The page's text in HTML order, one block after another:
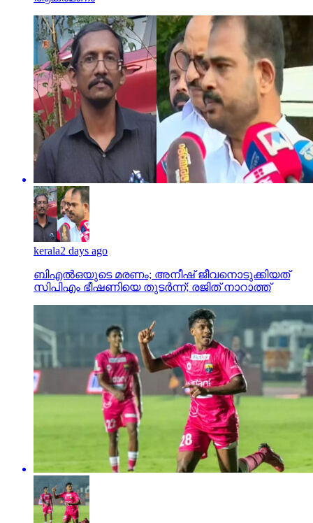
kerala2 days ago
ബിഎല്‍ഒയുടെ മരണം; അനീഷ് ജീവനൊടുക്കിയത്
സിപിഎം ഭീഷണിയെ തുടര്‍ന്ന്; രജിത് നാറാത്ത്